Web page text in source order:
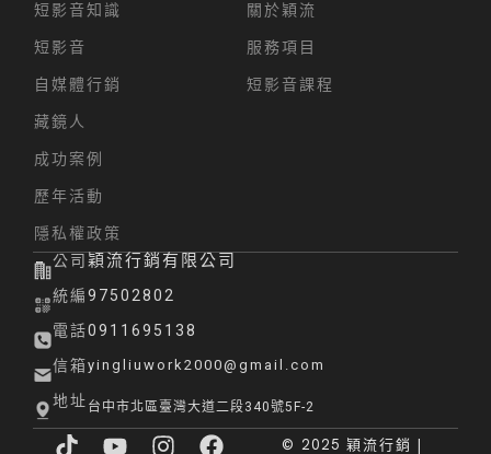
短影音知識
短影音
自媒體行銷
藏鏡人
關於穎流
服務項目
短影音課程
成功案例
歷年活動
隱私權政策
公司 穎流行銷有限公司
統編97502802
電話0911695138
信箱yingliuwork2000@gmail.com
地址 台中市北區臺灣大道二段340號5F-2
T
Y
I
F
© 2025 穎流行銷 |